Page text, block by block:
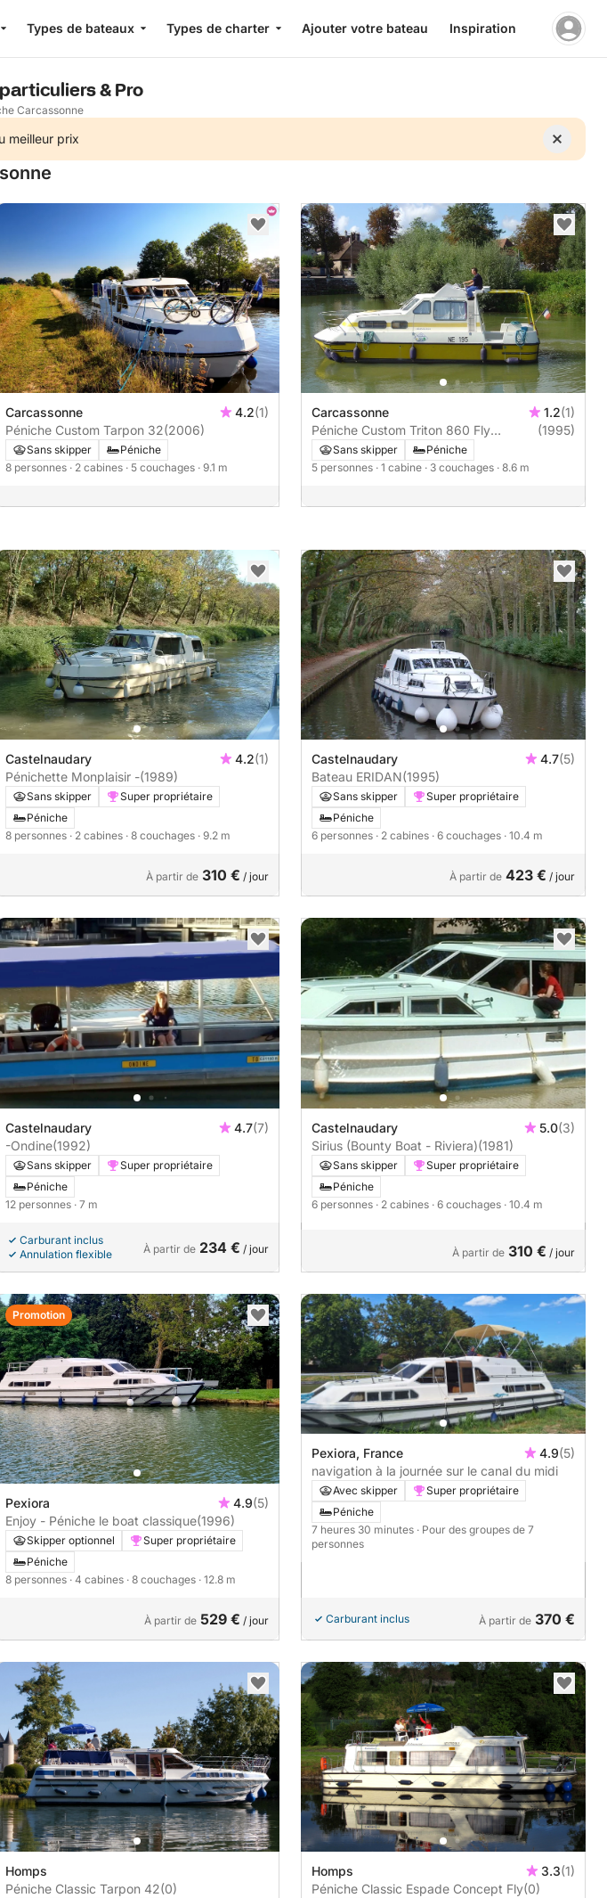
Types de bateaux Types de charter Ajouter votre bateau Inspiration
& Pro
Carcassonne
meilleur prix
Carcassonne 4.2(1)
Péniche Custom Tarpon 32(2006)
Sans skipper
Péniche
8 personnes · 2 cabines · 5 couchages · 9.1 m
Carcassonne 1.2(1)
Péniche Custom Triton 860 Fly
(Carcassonne) 28cv 28cv
(1995)
Sans skipper
Péniche
5 personnes · 1 cabine · 3 couchages · 8.6 m
Castelnaudary 4.2(1)
Pénichette Monplaisir -(1989)
Sans skipper
Super propriétaire
Péniche
8 personnes · 2 cabines · 8 couchages · 9.2 m
À partir de 310 € / jour
Castelnaudary 4.7(5)
Bateau ERIDAN(1995)
Sans skipper
Super propriétaire
Péniche
6 personnes · 2 cabines · 6 couchages · 10.4 m
À partir de 423 € / jour
Castelnaudary 4.7(7)
-Ondine(1992)
Sans skipper
Super propriétaire
Péniche
12 personnes · 7 m
Carburant inclus
Annulation flexible
À partir de 234 € / jour
Castelnaudary 5.0(3)
Sirius (Bounty Boat - Riviera)(1981)
Sans skipper
Super propriétaire
Péniche
6 personnes · 2 cabines · 6 couchages · 10.4 m
À partir de 310 € / jour
Pexiora 4.9(5)
Enjoy - Péniche le boat classique(1996)
Skipper optionnel
Super propriétaire
Péniche
8 personnes · 4 cabines · 8 couchages · 12.8 m
À partir de 529 € / jour
Promotion
Pexiora, France 4.9(5)
navigation à la journée sur le canal du midi
Avec skipper
Super propriétaire
Péniche
7 heures 30 minutes · Pour des groupes de 7
personnes
Carburant inclus À partir de 370 €
Homps
Péniche Classic Tarpon 42(0)
Homps 3.3(1)
Péniche Classic Espade Concept Fly(0)